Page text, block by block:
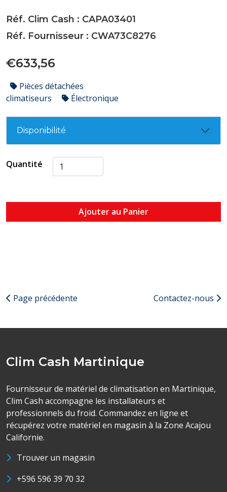
Réf. Clim Cash : CAPA03401
Réf. Fournisseur : CWA73C8276
€633,56
Pièces détachées
climatiseurs
Électronique
Disponibilité
Quantité
Ajouter au Panier
Page précédente Contactez-nous
Clim Cash Martinique
Fournisseur de matériel de climatisation en Martinique,
Clim Cash accompagne les installateurs et
professionnels du froid. Commandez en ligne et
récupérez votre matériel en magasin à la Zone Acajou
Californie.
Trouver un magasin
+596 596 39 70 32